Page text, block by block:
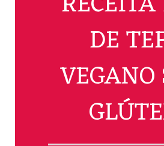
DE